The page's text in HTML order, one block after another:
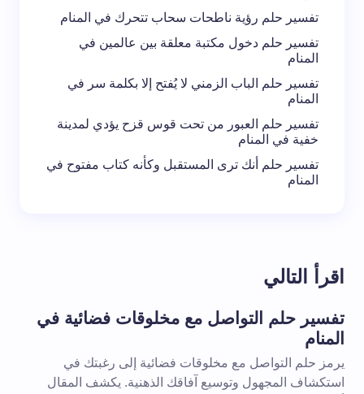
تفسير حلم رؤية ناطحات سحاب تتحرك في المنام
تفسير حلم دخول مكتبة معلقة بين عالمين في
المنام
تفسير حلم الباب الزمني لا يُفتح إلا بكلمة سر في
المنام
تفسير حلم العبور من تحت قوس قزح يؤدي لمدينة
خفية في المنام
تفسير حلم أنك ترى المستقبل وكأنه كتاب مفتوح في
المنام
اقرأ التالي
تفسير حلم التواصل مع مخلوقات فضائية في
المنام
يرمز حلم التواصل مع مخلوقات فضائية إلى رغبتك في
استكشاف المجهول وتوسيع آفاقك الذهنية. يكشف المقال